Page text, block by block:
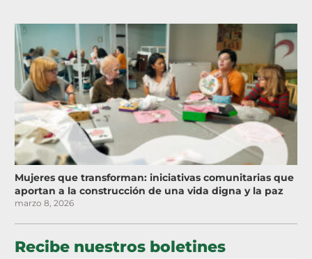
Mujeres que transforman: iniciativas comunitarias que
aportan a la construcción de una vida digna y la paz
marzo 8, 2026
Recibe nuestros boletines